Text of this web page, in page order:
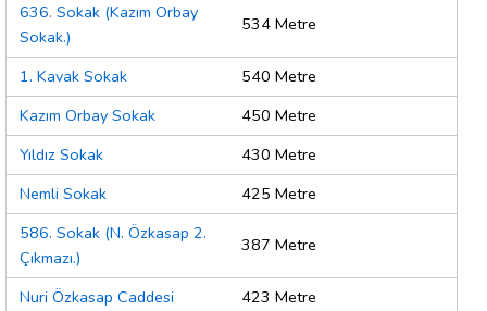
636. Sokak (Kazım Orbay
Sokak.)
534 Metre
1. Kavak Sokak
540 Metre
Kazım Orbay Sokak
450 Metre
Yıldız Sokak
430 Metre
Nemli Sokak
425 Metre
586. Sokak (N. Özkasap 2.
Çıkmazı.)
387 Metre
Nuri Özkasap Caddesi
423 Metre